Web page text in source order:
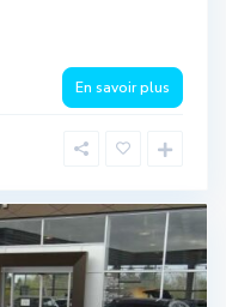
En savoir plus